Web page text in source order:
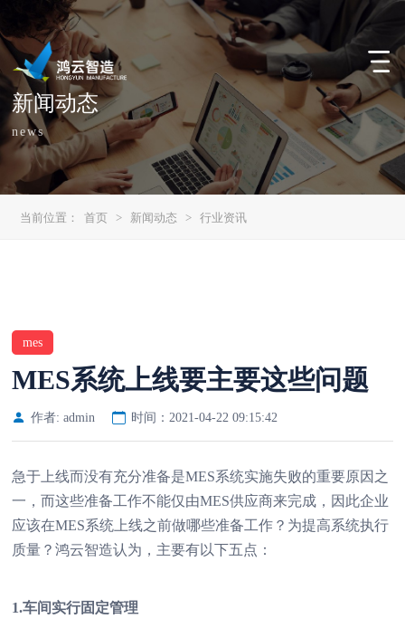
新闻动态
news
当前位置： 首页 > 新闻动态 > 行业资讯
mes
MES系统上线要主要这些问题
作者: admin 时间：2021-04-22 09:15:42
急于上线而没有充分准备是MES系统实施失败的重要原因之
一，而这些准备工作不能仅由MES供应商来完成，因此企业
应该在MES系统上线之前做哪些准备工作？为提高系统执行
质量？鸿云智造认为，主要有以下五点：
1.车间实行固定管理